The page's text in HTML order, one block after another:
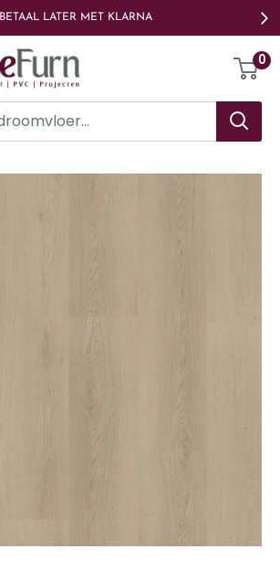
BETAAL LATER MET KLARNA
0